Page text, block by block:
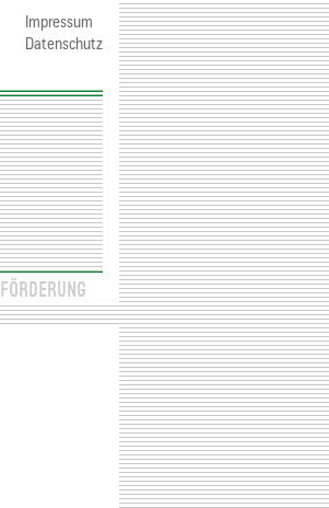
FÖRDERUNG
Impressum
Datenschutz